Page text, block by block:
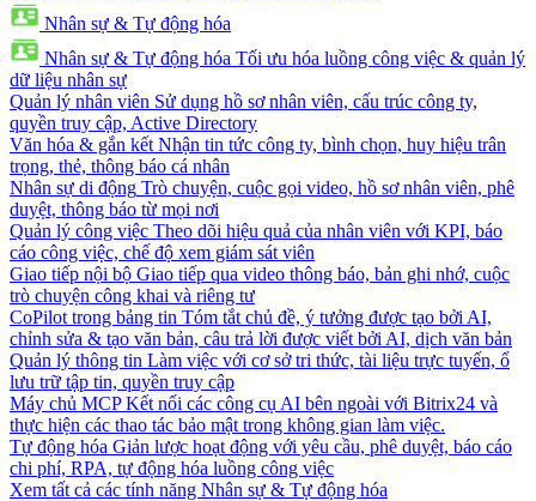
Nhân sự & Tự động hóa
Nhân sự & Tự động hóa Tối ưu hóa luồng công việc & quản lý
dữ liệu nhân sự
Quản lý nhân viên Sử dụng hồ sơ nhân viên, cấu trúc công ty,
quyền truy cập, Active Directory
Văn hóa & gắn kết Nhận tin tức công ty, bình chọn, huy hiệu trân
trọng, thẻ, thông báo cá nhân
Nhân sự di động Trò chuyện, cuộc gọi video, hồ sơ nhân viên, phê
duyệt, thông báo từ mọi nơi
Quản lý công việc Theo dõi hiệu quả của nhân viên với KPI, báo
cáo công việc, chế độ xem giám sát viên
Giao tiếp nội bộ Giao tiếp qua video thông báo, bản ghi nhớ, cuộc
trò chuyện công khai và riêng tư
CoPilot trong bảng tin Tóm tắt chủ đề, ý tưởng được tạo bởi AI,
chỉnh sửa & tạo văn bản, câu trả lời được viết bởi AI, dịch văn bản
Quản lý thông tin Làm việc với cơ sở tri thức, tài liệu trực tuyến, ổ
lưu trữ tập tin, quyền truy cập
Máy chủ MCP Kết nối các công cụ AI bên ngoài với Bitrix24 và
thực hiện các thao tác bảo mật trong không gian làm việc.
Tự động hóa Giản lược hoạt động với yêu cầu, phê duyệt, báo cáo
chi phí, RPA, tự động hóa luồng công việc
Xem tất cả các tính năng Nhân sự & Tự động hóa